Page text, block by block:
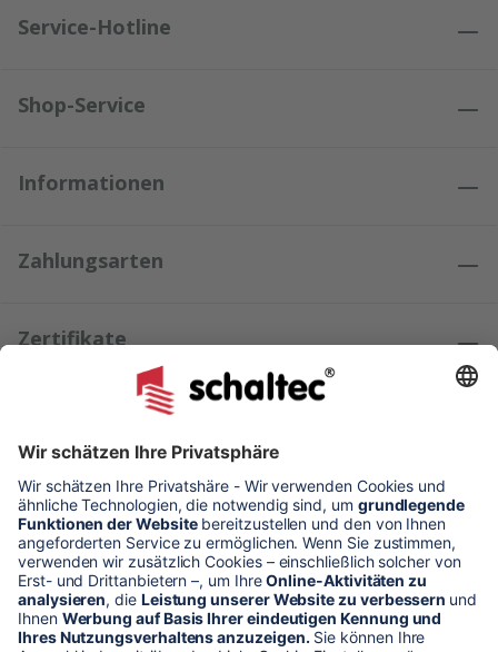
Service-Hotline
Shop-Service
Informationen
Zahlungsarten
Zertifikate
Kundenmeinungen